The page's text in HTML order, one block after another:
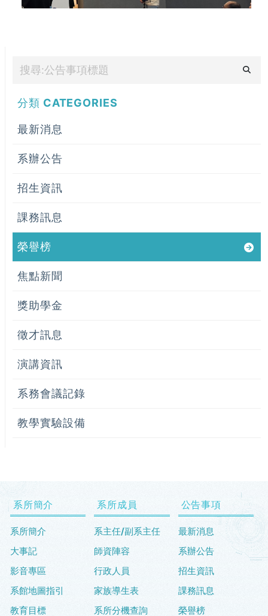
分類 CATEGORIES
最新消息
系辦公告
招生資訊
課務訊息
榮譽榜
焦點新聞
獎助學金
徵才訊息
演講資訊
系務會議記錄
教學實驗設備
系所簡介
系所簡介
大事記
影音專區
系館地圖指引
教育目標
系所成員
系主任/副系主任
師資陣容
行政人員
家族導生表
系所分機查詢
公告事項
最新消息
系辦公告
招生資訊
課務訊息
榮譽榜